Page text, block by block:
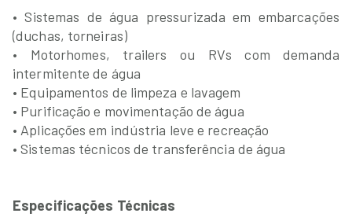
• Sistemas de água pressurizada em embarcações
(duchas, torneiras)
• Motorhomes, trailers ou RVs com demanda
intermitente de água
• Equipamentos de limpeza e lavagem
• Purificação e movimentação de água
• Aplicações em indústria leve e recreação
• Sistemas técnicos de transferência de água
Especificações Técnicas